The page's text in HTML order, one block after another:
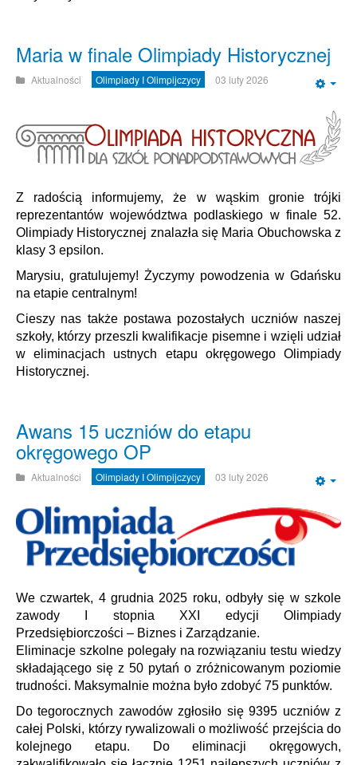
Maria w finale Olimpiady Historycznej
Aktualności Olimpiady I Olimpijczycy 03 luty 2026
Z radością informujemy, że w wąskim gronie trójki
reprezentantów województwa podlaskiego w finale 52.
Olimpiady Historycznej znalazła się Maria Obuchowska z
klasy 3 epsilon.
Marysiu, gratulujemy! Życzymy powodzenia w Gdańsku
na etapie centralnym!
Cieszy nas także postawa pozostałych uczniów naszej
szkoły, którzy przeszli kwalifikacje pisemne i wzięli udział
w eliminacjach ustnych etapu okręgowego Olimpiady
Historycznej.
Awans 15 uczniów do etapu
okręgowego OP
Aktualności Olimpiady I Olimpijczycy 03 luty 2026
We czwartek, 4 grudnia 2025 roku, odbyły się w szkole
zawody I stopnia XXI edycji Olimpiady
Przedsiębiorczości – Biznes i Zarządzanie.
Eliminacje szkolne polegały na rozwiązaniu testu wiedzy
składającego się z 50 pytań o zróżnicowanym poziomie
trudności. Maksymalnie można było zdobyć 75 punktów.
Do tegorocznych zawodów zgłosiło się 9395 uczniów z
całej Polski, którzy rywalizowali o możliwość przejścia do
kolejnego etapu. Do eliminacji okręgowych,